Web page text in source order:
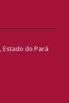
Estado do Pará